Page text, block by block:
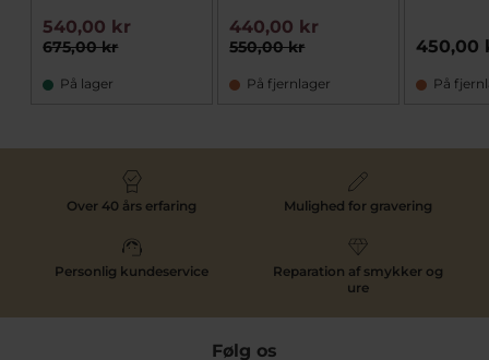
675,00 kr
540,00 kr
På lager
550,00 kr
440,00 kr
På fjernlager
450,00
På
Over 40 års erfaring Mulighed for gravering
Personlig kundeservice
Reparation af smykker og
ure
Følg os